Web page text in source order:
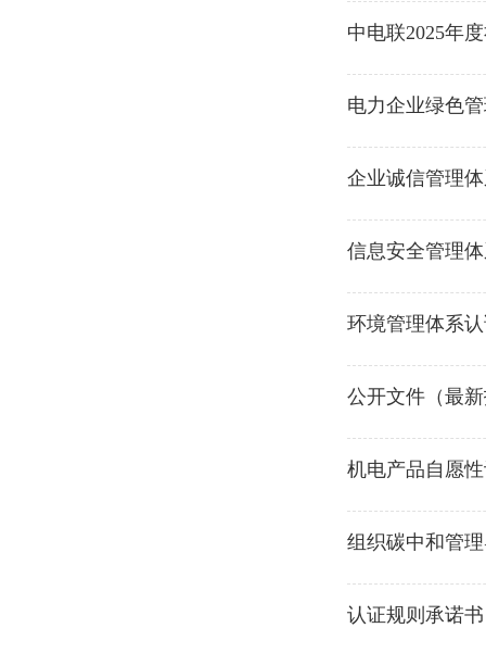
中电联2025年
电力企业绿色
企业诚信管理
信息安全管理
环境管理体系
公开文件（最
机电产品自愿
组织碳中和管
认证规则承诺书